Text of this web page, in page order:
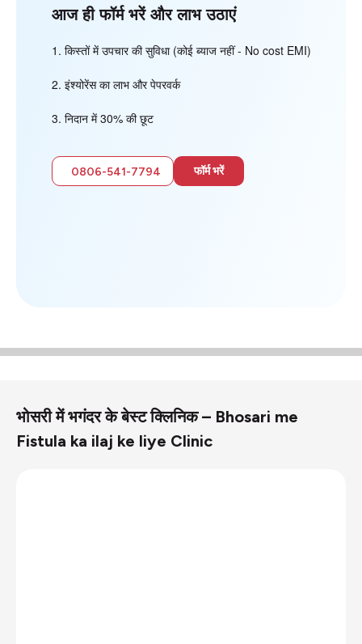
आज ही फॉर्म भरें और लाभ उठाएं
किस्तों में उपचार की सुविधा (कोई ब्याज नहीं - No cost EMI)
इंश्योरेंस का लाभ और पेपरवर्क
निदान में 30% की छूट
0806-541-7794 फॉर्म भरें
भोसरी में भगंदर के बेस्ट क्लिनिक – Bhosari me
Fistula ka ilaj ke liye Clinic